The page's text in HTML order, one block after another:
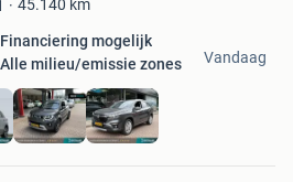
45.140 km
Financiering mogelijk
Alle milieu/emissie zones
Vandaag